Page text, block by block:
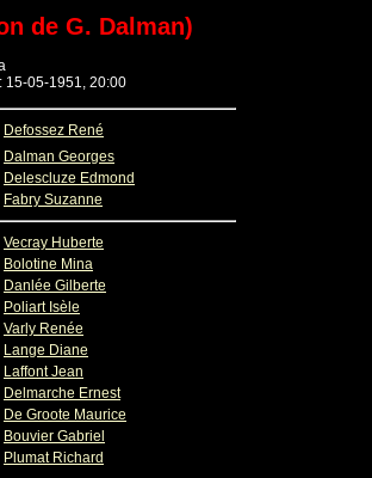
de G. Dalman)
15-05-1951, 20:00
Defossez René
Dalman Georges
Delescluze Edmond
Fabry Suzanne
Vecray Huberte
Bolotine Mina
Danlée Gilberte
Poliart Isèle
Varly Renée
Lange Diane
Laffont Jean
Delmarche Ernest
De Groote Maurice
Bouvier Gabriel
Plumat Richard